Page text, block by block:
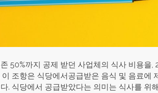
50%까지 공제 받던 사업체의 식사 비용을,
이 조항은 식당에서공급받은 음식 및 음료에
. 식당에서 공급받았다는 의미는 식사를 위